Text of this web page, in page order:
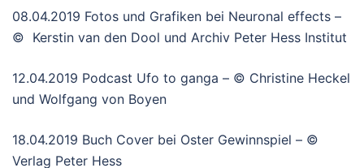
08.04.2019 Fotos und Grafiken bei Neuronal effects –
© Kerstin van den Dool und Archiv Peter Hess Institut
12.04.2019 Podcast Ufo to ganga – © Christine Heckel
und Wolfgang von Boyen
18.04.2019 Buch Cover bei Oster Gewinnspiel – ©
Verlag Peter Hess